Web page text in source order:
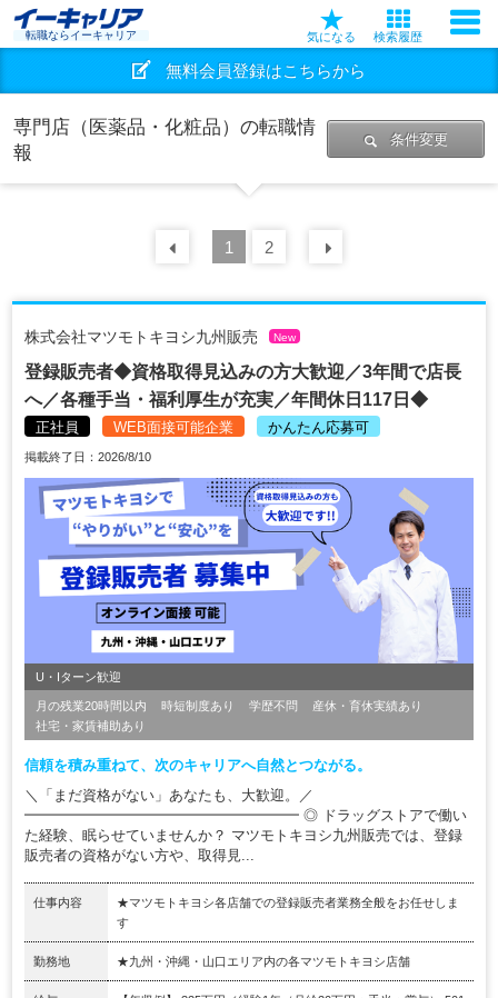
転職ならイーキャリア 気になる 検索履歴
無料会員登録はこちらから
専門店（医薬品・化粧品）の転職情
報
条件変更
前の 30
1 2
株式会社マツモトキヨシ九州販売 New
登録販売者◆資格取得見込みの方大歓迎／3年間で店長
へ／各種手当・福利厚生が充実／年間休日117日◆
正社員 WEB面接可能企業 かんたん応募可
掲載終了日：2026/8/10
U・Iターン歓迎
月の残業20時間以内 時短制度あり 学歴不問
産休・育休実績あり
社宅・家賃補助あり
信頼を積み重ねて、次のキャリアへ自然とつながる。
＼「まだ資格がない」あなたも、大歓迎。／
━━━━━━━━━━━━━━━━━━━ ◎ ドラッグストアで働い
た経験、眠らせていませんか？ マツモトキヨシ九州販売では、登録
販売者の資格がない方や、取得見...
仕事内容
★マツモトキヨシ各店舗での登録販売者業務全般をお任せしま
す
勤務地 ★九州・沖縄・山口エリア内の各マツモトキヨシ店舗